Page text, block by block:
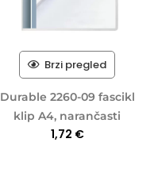
Brzi pregled
Durable 2260-09 fascikl
klip A4, narančasti
1,72 €